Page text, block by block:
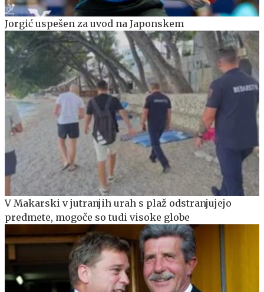
Jorgić uspešen za uvod na Japonskem
V Makarski v jutranjih urah s plaž odstranjujejo
predmete, mogoče so tudi visoke globe